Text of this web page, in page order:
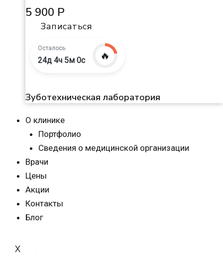
5 900 Р
Записаться
Осталось
24д 4ч 4м 59с 🔥
Зуботехническая лаборатория
О клинике
Портфолио
Сведения о медицинской организации
Врачи
Цены
Акции
Контакты
Блог
X